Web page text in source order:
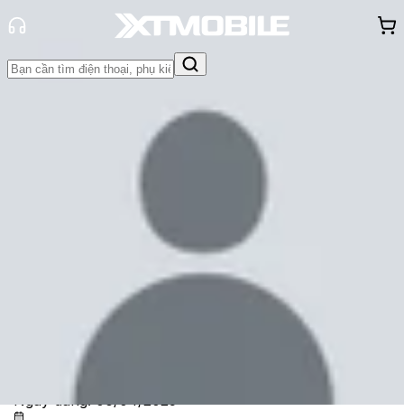
Hỏi đáp Thông báo
So sánh Xiaomi 12S Ultra và iPhone
13 Pro Max: Flagship Xiaomi có thật
sự bùng nổ?
Cam Ngoan
Ngày đăng:06/04/2025